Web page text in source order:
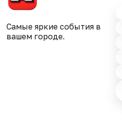
Самые яркие события в
вашем городе.